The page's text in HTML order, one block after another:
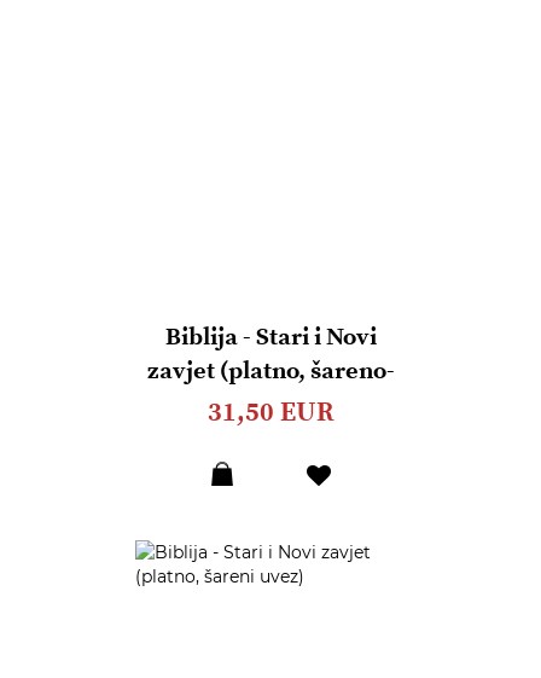
Biblija - Stari i Novi
zavjet (platno, šareno-
srebro)
31,50 EUR
želja